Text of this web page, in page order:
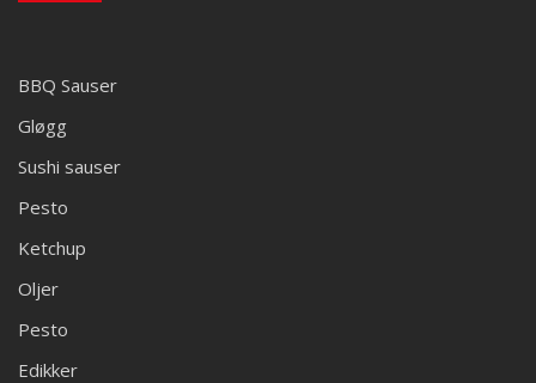
BBQ Sauser
Gløgg
Sushi sauser
Pesto
Ketchup
Oljer
Pesto
Edikker